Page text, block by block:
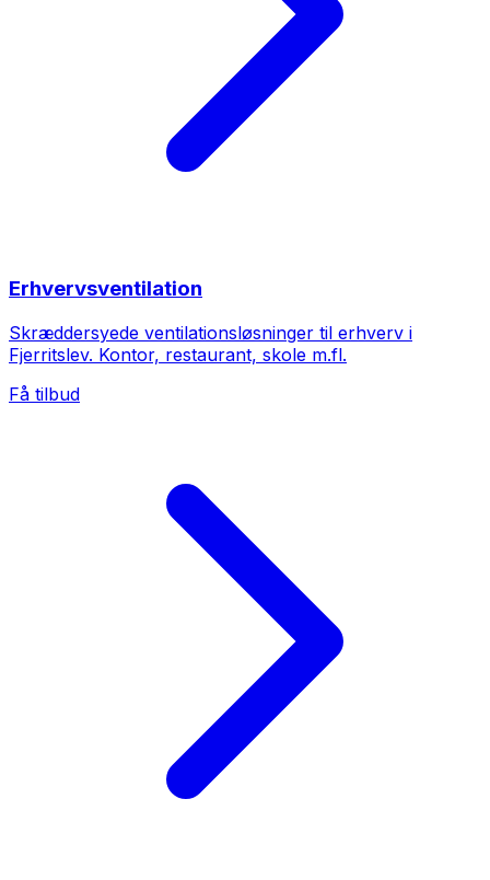
Erhvervsventilation
Skræddersyede ventilationsløsninger til erhverv i
Fjerritslev. Kontor, restaurant, skole m.fl.
Få tilbud